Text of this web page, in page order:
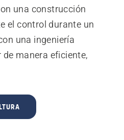
una construcción
el control durante un
una ingeniería
manera eficiente,